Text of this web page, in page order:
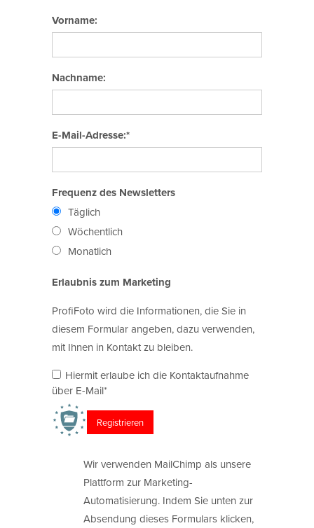
Vorname:
Nachname:
E-Mail-Adresse:*
Frequenz des Newsletters
Täglich
Wöchentlich
Monatlich
Erlaubnis zum Marketing
ProfiFoto wird die Informationen, die Sie in
diesem Formular angeben, dazu verwenden,
mit Ihnen in Kontakt zu bleiben.
Hiermit erlaube ich die Kontaktaufnahme
über E-Mail*
Wir verwenden MailChimp als unsere
Plattform zur Marketing-
Automatisierung. Indem Sie unten zur
Absendung dieses Formulars klicken,